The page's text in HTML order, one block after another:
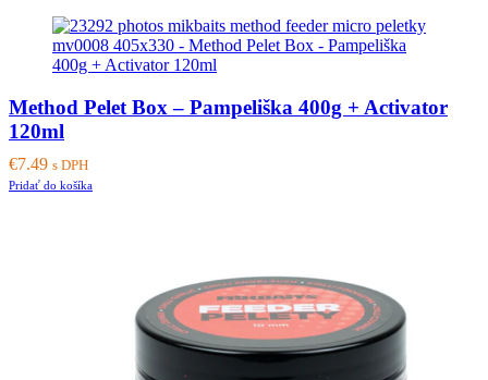
Method Pelet Box – Pampeliška 400g + Activator
120ml
€7.49 s DPH
Pridať do košíka